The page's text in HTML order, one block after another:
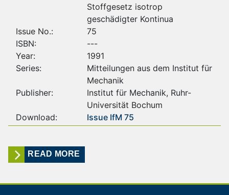
Stoffgesetz isotrop
geschädigter Kontinua
Issue No.:
75
ISBN:
---
Year:
1991
Series:
Mitteilungen aus dem Institut für
Mechanik
Publisher:
Institut für Mechanik, Ruhr-
Universität Bochum
Download:
Issue IfM 75
READ MORE